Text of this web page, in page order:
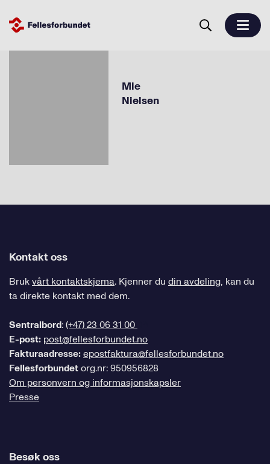
Mie
Nielsen
Kontakt oss
Brukvårt kontaktskjema. Kjenner du din avdeling, kan du
ta direkte kontakt med dem.
Sentralbord:(+47) 23 06 31 00
E-post: post@fellesforbundet.no
Fakturaadresse:epostfaktura@fellesforbundet.no
Fellesforbundetorg.nr: 950956828
Om personvern og informasjonskapsler
Presse
Besøk oss